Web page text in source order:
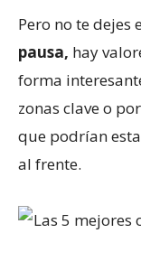
Pero no te dejes
pausa, hay
forma
zonas clave o
que podrían
al frente.